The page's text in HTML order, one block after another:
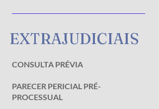
EXTRAJUDICIAIS
CONSULTA PRÉVIA
PARECER PERICIAL PRÉ-
PROCESSUAL